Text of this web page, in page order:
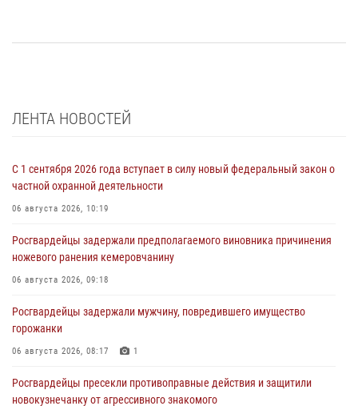
ЛЕНТА НОВОСТЕЙ
С 1 сентября 2026 года вступает в силу новый федеральный закон о
частной охранной деятельности
06 августа 2026, 10:19
Росгвардейцы задержали предполагаемого виновника причинения
ножевого ранения кемеровчанину
06 августа 2026, 09:18
Росгвардейцы задержали мужчину, повредившего имущество
горожанки
06 августа 2026, 08:17 1
Росгвардейцы пресекли противоправные действия и защитили
новокузнечанку от агрессивного знакомого